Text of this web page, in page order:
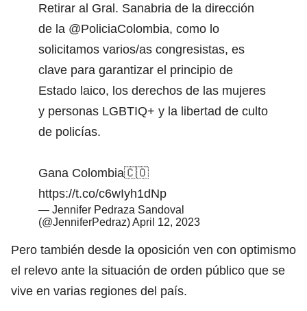
Retirar al Gral. Sanabria de la dirección
de la @PoliciaColombia, como lo
solicitamos varios/as congresistas, es
clave para garantizar el principio de
Estado laico, los derechos de las mujeres
y personas LGBTIQ+ y la libertad de culto
de policías.
Gana Colombia🇨🇴
https://t.co/c6wIyh1dNp
— Jennifer Pedraza Sandoval
(@JenniferPedraz)April 12, 2023
Pero también desde la oposición ven con optimismo
el relevo ante la situación de orden público que se
vive en varias regiones del país.